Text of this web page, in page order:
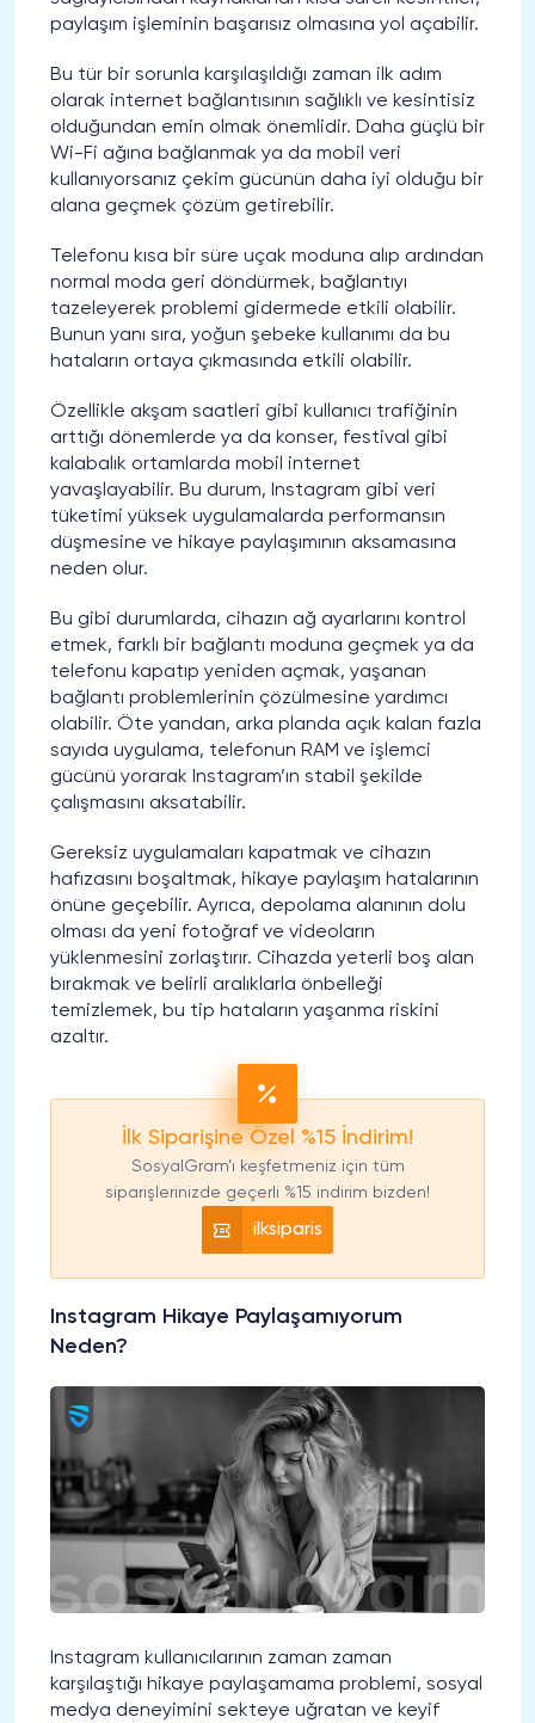
paylaşım işleminin başarısız olmasına yol açabilir.
Bu tür bir sorunla karşılaşıldığı zaman ilk adım
olarak internet bağlantısının sağlıklı ve kesintisiz
olduğundan emin olmak önemlidir. Daha güçlü bir
Wi-Fi ağına bağlanmak ya da mobil veri
kullanıyorsanız çekim gücünün daha iyi olduğu bir
alana geçmek çözüm getirebilir.
Telefonu kısa bir süre uçak moduna alıp ardından
normal moda geri döndürmek, bağlantıyı
tazeleyerek problemi gidermede etkili olabilir.
Bunun yanı sıra, yoğun şebeke kullanımı da bu
hataların ortaya çıkmasında etkili olabilir.
Özellikle akşam saatleri gibi kullanıcı trafiğinin
arttığı dönemlerde ya da konser, festival gibi
kalabalık ortamlarda mobil internet
yavaşlayabilir. Bu durum, Instagram gibi veri
tüketimi yüksek uygulamalarda performansın
düşmesine ve hikaye paylaşımının aksamasına
neden olur.
Bu gibi durumlarda, cihazın ağ ayarlarını kontrol
etmek, farklı bir bağlantı moduna geçmek ya da
telefonu kapatıp yeniden açmak, yaşanan
bağlantı problemlerinin çözülmesine yardımcı
olabilir. Öte yandan, arka planda açık kalan fazla
sayıda uygulama, telefonun RAM ve işlemci
gücünü yorarak Instagram’ın stabil şekilde
çalışmasını aksatabilir.
Gereksiz uygulamaları kapatmak ve cihazın
hafızasını boşaltmak, hikaye paylaşım hatalarının
önüne geçebilir. Ayrıca, depolama alanının dolu
olması da yeni fotoğraf ve videoların
yüklenmesini zorlaştırır. Cihazda yeterli boş alan
bırakmak ve belirli aralıklarla önbelleği
temizlemek, bu tip hataların yaşanma riskini
azaltır.
İlk Siparişine Özel %15 İndirim!
SosyalGram’ı keşfetmeniz için tüm
siparişlerinizde geçerli %15 indirim bizden!
ilksiparis
Instagram Hikaye Paylaşamıyorum
Neden?
Instagram kullanıcılarının zaman zaman
karşılaştığı hikaye paylaşamama problemi, sosyal
medya deneyimini sekteye uğratan ve keyif